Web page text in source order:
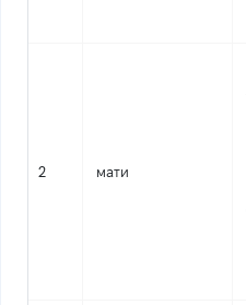
2 мати